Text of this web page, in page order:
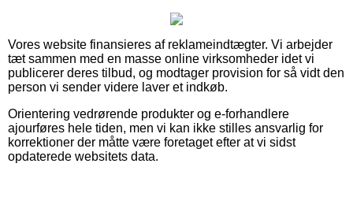
Vores website finansieres af reklameindtægter. Vi arbejder
tæt sammen med en masse online virksomheder idet vi
publicerer deres tilbud, og modtager provision for så vidt den
person vi sender videre laver et indkøb.
Orientering vedrørende produkter og e-forhandlere
ajourføres hele tiden, men vi kan ikke stilles ansvarlig for
korrektioner der måtte være foretaget efter at vi sidst
opdaterede websitets data.